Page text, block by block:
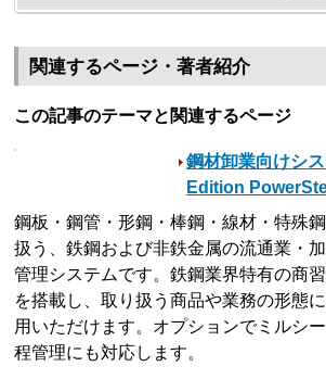
関連するページ・著者紹介
この記事のテーマと関連するページ
鋼材卸業向けシ
Edition
鋼板・鋼管・形鋼・棒鋼・線材・特殊
扱う、鉄鋼および非鉄金属の流通業・
管理システムです。鉄鋼業界特有の商
を搭載し、取り扱う商品や業務の形態
用いただけます。オプションでミルシ
程管理にも対応します。